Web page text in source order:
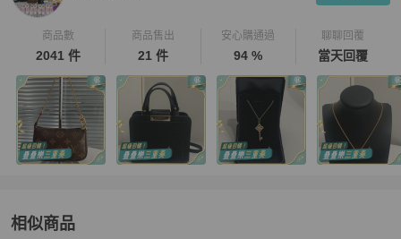
商品數
2041 件
商品售出
21 件
安心購通過
94 %
聊聊回覆
當天回覆
相似商品